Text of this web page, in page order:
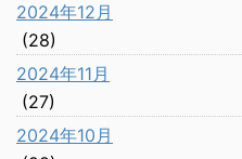
2024年12月
(28)
2024年11月
(27)
2024年10月